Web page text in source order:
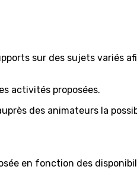
sur des sujets variés
activités proposées.
des animateurs la
en fonction des